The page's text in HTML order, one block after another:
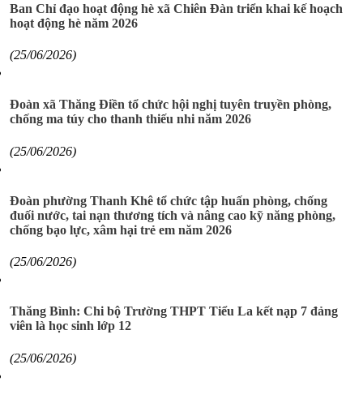
Ban Chỉ đạo hoạt động hè xã Chiên Đàn triển khai kế hoạch
hoạt động hè năm 2026
(25/06/2026)
Đoàn xã Thăng Điền tổ chức hội nghị tuyên truyền phòng,
chống ma túy cho thanh thiếu nhi năm 2026
(25/06/2026)
Đoàn phường Thanh Khê tổ chức tập huấn phòng, chống
đuối nước, tai nạn thương tích và nâng cao kỹ năng phòng,
chống bạo lực, xâm hại trẻ em năm 2026
(25/06/2026)
Thăng Bình: Chi bộ Trường THPT Tiểu La kết nạp 7 đảng
viên là học sinh lớp 12
(25/06/2026)